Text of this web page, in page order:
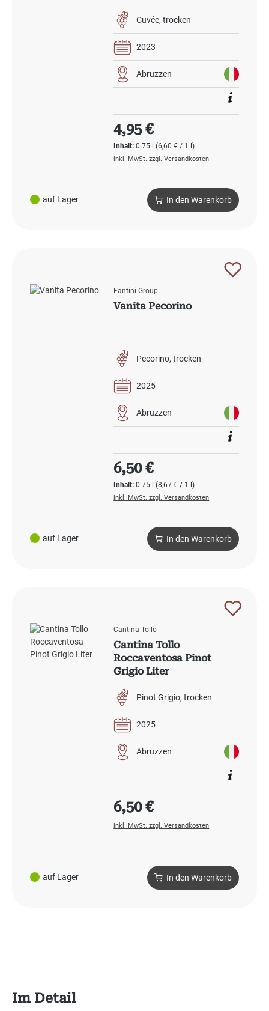
auf Lager
Cuvée trocken
2023
Abruzzen
Inhalt:0.75 l(6,60 € / 1 l)
Regulärer Preis:
4,95 €
inkl. MwSt. zzgl. Versandkosten
In den Warenkorb
auf Lager
Fantini Group
Vanita Pecorino
Pecorino trocken
2025
Abruzzen
Inhalt:0.75 l(8,67 € / 1 l)
Regulärer Preis:
6,50 €
inkl. MwSt. zzgl. Versandkosten
In den Warenkorb
auf Lager
Cantina Tollo
Cantina Tollo
Roccaventosa Pinot
Grigio Liter
Pinot Grigio trocken
2025
Abruzzen
Regulärer Preis:
6,50 €
inkl. MwSt. zzgl. Versandkosten
In den Warenkorb
Im Detail